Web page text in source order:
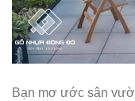
Bạn mơ ước sân